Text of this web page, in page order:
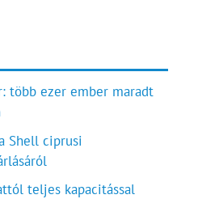
több ezer ember maradt
Shell ciprusi
teljes kapacitással